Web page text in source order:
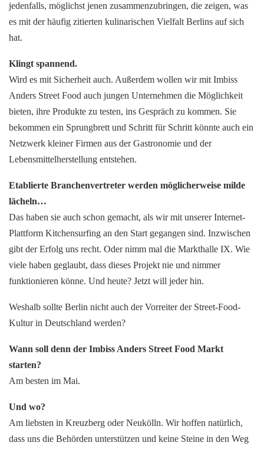
jedenfalls, möglichst jenen zusammenzubringen, die zeigen, was
es mit der häufig zitierten kulinarischen Vielfalt Berlins auf sich
hat.
Klingt spannend.
Wird es mit Sicherheit auch. Außerdem wollen wir mit Imbiss
Anders Street Food auch jungen Unternehmen die Möglichkeit
bieten, ihre Produkte zu testen, ins Gespräch zu kommen. Sie
bekommen ein Sprungbrett und Schritt für Schritt könnte auch ein
Netzwerk kleiner Firmen aus der Gastronomie und der
Lebensmittelherstellung entstehen.
Etablierte Branchenvertreter werden möglicherweise milde
lächeln…
Das haben sie auch schon gemacht, als wir mit unserer Internet-
Plattform Kitchensurfing an den Start gegangen sind. Inzwischen
gibt der Erfolg uns recht. Oder nimm mal die Markthalle IX. Wie
viele haben geglaubt, dass dieses Projekt nie und nimmer
funktionieren könne. Und heute? Jetzt will jeder hin.
Weshalb sollte Berlin nicht auch der Vorreiter der Street-Food-
Kultur in Deutschland werden?
Wann soll denn der Imbiss Anders Street Food Markt
starten?
Am besten im Mai.
Und wo?
Am liebsten in Kreuzberg oder Neukölln. Wir hoffen natürlich,
dass uns die Behörden unterstützen und keine Steine in den Weg